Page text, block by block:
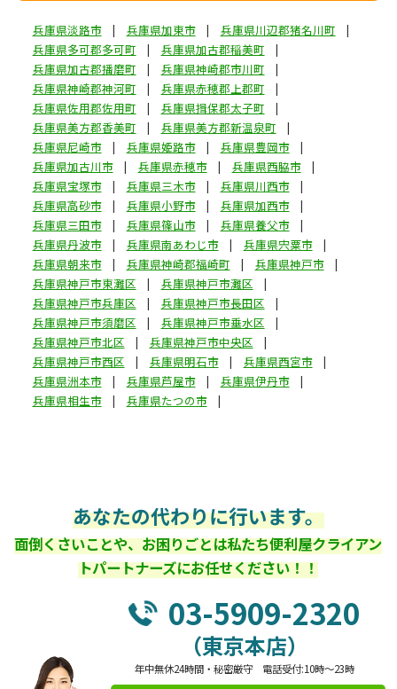
兵庫県淡路市 兵庫県加東市
兵庫県川辺郡猪名川町
兵庫県多可郡多可町
兵庫県加古郡稲美町
兵庫県加古郡播磨町
兵庫県神崎郡市川町
兵庫県神崎郡神河町
兵庫県赤穂郡上郡町
兵庫県佐用郡佐用町
兵庫県揖保郡太子町
兵庫県美方郡香美町
兵庫県美方郡新温泉町
兵庫県尼崎市
兵庫県姫路市
兵庫県豊岡市
兵庫県加古川市
兵庫県赤穂市
兵庫県西脇市
兵庫県宝塚市
兵庫県三木市
兵庫県川西市
兵庫県高砂市
兵庫県小野市
兵庫県加西市
兵庫県三田市
兵庫県篠山市
兵庫県養父市
兵庫県丹波市
兵庫県南あわじ市
兵庫県宍粟市
兵庫県朝来市
兵庫県神崎郡福崎町
兵庫県神戸市
兵庫県神戸市東灘区
兵庫県神戸市灘区
兵庫県神戸市兵庫区
兵庫県神戸市長田区
兵庫県神戸市須磨区
兵庫県神戸市垂水区
兵庫県神戸市北区
兵庫県神戸市中央区
兵庫県神戸市西区
兵庫県明石市
兵庫県西宮市
兵庫県洲本市
兵庫県芦屋市
兵庫県伊丹市
兵庫県相生市
兵庫県たつの市
あなたの代わりに行います。
面倒くさいことや、お困りごとは私たち便利屋クライアン
トパートナーズにお任せください！！
03-5909-2320
（東京本店）
年中無休24時間・秘密厳守 電話受付:10時～23時